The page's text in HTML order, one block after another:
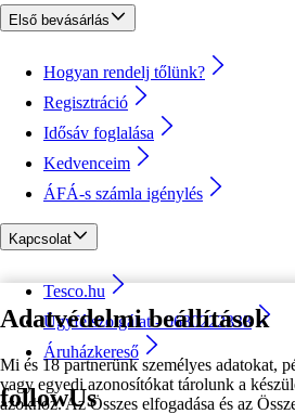
Adatvédelmi beállítások
Mi és 18 partnerünk személyes adatokat,
vagy egyedi azonosítókat tárolunk a
azokhoz. Az Összes elfogadása és az
Első bevásárlás
Hogyan rendelj tőlünk?
Regisztráció
Idősáv foglalása
Kedvenceim
ÁFÁ-s számla igénylés
Kapcsolat
Tesco.hu
Ügyfélszolgálat - 0680222333
Áruházkereső
followUs